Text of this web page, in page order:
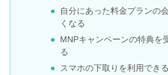
自分にあった料金プランの
くなる
MNPキャンペーンの特典を
る
スマホの下取りを利用でき